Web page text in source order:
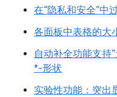
在“隐私和安全”中
各面板中表格的大
自动补全功能支持
*-形状
实验性功能：突出